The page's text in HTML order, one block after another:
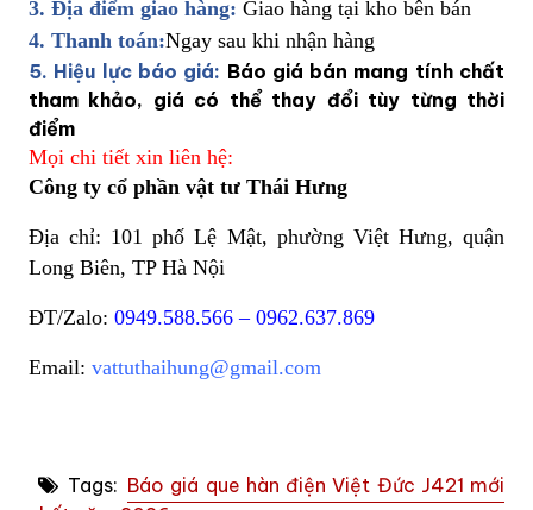
3. Địa điểm giao hàng: Giao hàng tại kho bên bán
4. Thanh toán:Ngay sau khi nhận hàng
5. Hiệu lực báo giá: Báo giá bán mang tính chất
tham khảo, giá có thể thay đổi tùy từng thời
điểm
Mọi chi tiết xin liên hệ:
Công ty cổ phần vật tư Thái Hưng
Địa chỉ: 101 phố Lệ Mật, phường Việt Hưng, quận
Long Biên, TP Hà Nội
ĐT/Zalo: 0949.588.566 – 0962.637.869
Email: vattuthaihung@gmail.com
Tags: Báo giá que hàn điện Việt Đức J421 mới